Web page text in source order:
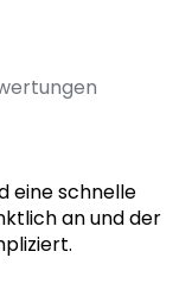
eine schnelle
an und der